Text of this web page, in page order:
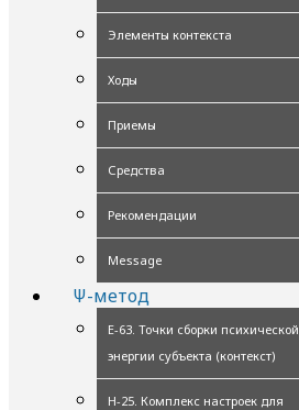
Элементы контекста
Ходы
Приемы
Средства
Рекомендации
Message
Ψ-метод
Е-63. Точки сборки психической
энергии субъекта (контекст)
Н-25. Комплекс настроек для